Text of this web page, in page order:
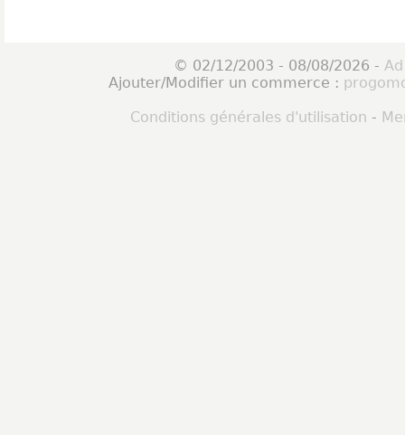
© 02/12/2003 - 08/08/2026 -
Ajouter/Modifier un commerce :
Conditions générales d'utilisation -